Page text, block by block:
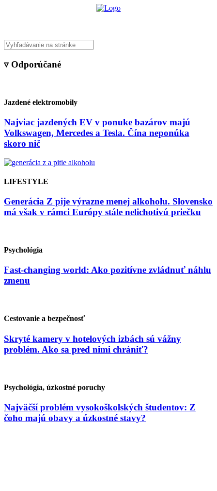
▿ Odporúčané
Jazdené elektromobily
Najviac jazdených EV v ponuke bazárov majú
Volkswagen, Mercedes a Tesla. Čína neponúka
skoro nič
LIFESTYLE
Generácia Z pije výrazne menej alkoholu. Slovensko
má však v rámci Európy stále nelichotivú priečku
Psychológia
Fast-changing world: Ako pozitívne zvládnuť náhlu
zmenu
Cestovanie a bezpečnosť
Skryté kamery v hotelových izbách sú vážny
problém. Ako sa pred nimi chrániť?
Psychológia, úzkostné poruchy
Najväčší problém vysokoškolských študentov: Z
čoho majú obavy a úzkostné stavy?